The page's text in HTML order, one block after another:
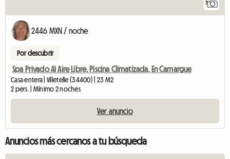
7
2446 MXN / noche
Por descubrir
Spa Privado Al Aire Libre, Piscina Climatizada, En Camargue
Casa entera | Villetelle (34400) | 23 M2
2 pers. | Mínimo 2 noches
Ver anuncio
Anuncios más cercanos a tu búsqueda